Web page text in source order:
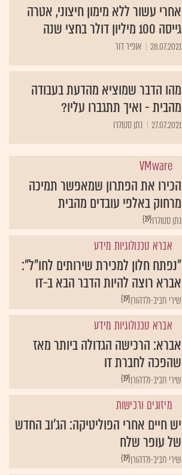
אחרי עשור ללא מימון חיצוני, אטרה
גייסה 100 מיליון דולר בחצי שנה
28.07.2021 אופיר דור
מהו הדבר שמוציא מהדעת בעבודה
מהבית - ואיך תתגברו עליו?
27.07.2021 נתן סטולרו
VMware
הכירו את הפתרון שמאפשר תמיכה
מרחוק באלפי עובדים מהבית
{19}נתן סטולרו
אברא טכנולוגיות מידע
"נפתח חלון למכירת שירותים לחו"ל":
אברא רוצה להיות הדבר הבא ב-IT
{19}שירי חביב-ולדהורן
אברא טכנולוגיות מידע
אברא: הרכישה הגדולה ביותר מאז
שהפכה לחברת IT
{19}שירי חביב-ולדהורן
מיזוגים ורכישות
יש חיים אחרי הפוליטיקה: הג'וב החדש
של עופר שלח
{19}שירי חביב-ולדהורן